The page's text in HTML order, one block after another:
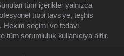
tüm içerikler yalnızca
tıbbi tavsiye, teşhis
Hekim seçimi ve tedavi
tüm sorumluluk kullanıcıya aittir.